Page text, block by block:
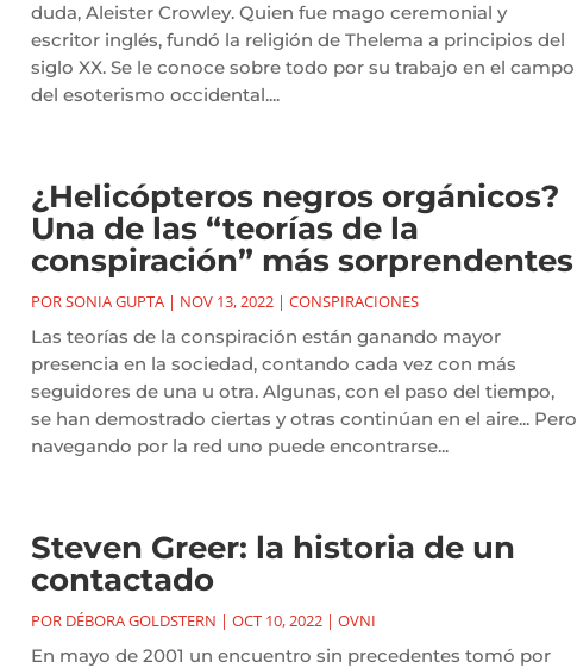
duda, Aleister Crowley. Quien fue mago ceremonial y
escritor inglés, fundó la religión de Thelema a principios del
siglo XX. Se le conoce sobre todo por su trabajo en el campo
del esoterismo occidental....
¿Helicópteros negros orgánicos?
Una de las “teorías de la
conspiración” más sorprendentes
PORSONIA GUPTA| NOV 13, 2022| CONSPIRACIONES
Las teorías de la conspiración están ganando mayor
presencia en la sociedad, contando cada vez con más
seguidores de una u otra. Algunas, con el paso del tiempo,
se han demostrado ciertas y otras continúan en el aire... Pero
navegando por la red uno puede encontrarse...
Steven Greer: la historia de un
contactado
POR DÉBORA GOLDSTERN | OCT 10, 2022| OVNI
En mayo de 2001 un encuentro sin precedentes tomó por